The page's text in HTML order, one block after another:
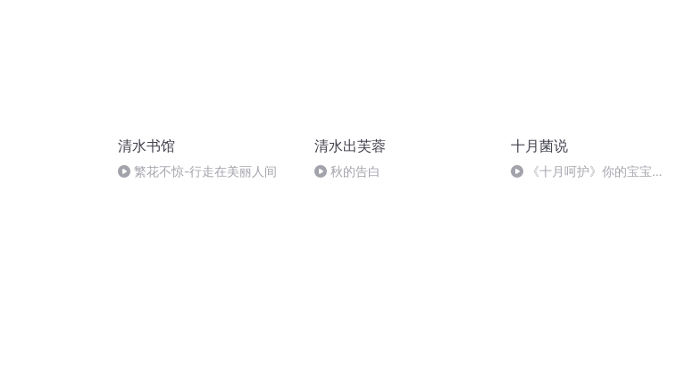
清水书馆
繁花不惊-行走在美丽人间
清水出芙蓉
秋的告白
十月菌说
《十月呵护》你的宝宝